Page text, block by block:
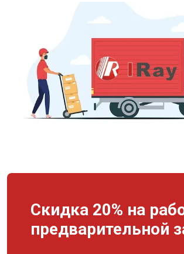
Скидка 20% на
предварительной